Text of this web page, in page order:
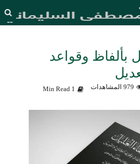
بألفاظ وقواعد
979 المشاهدات 1 Min Read